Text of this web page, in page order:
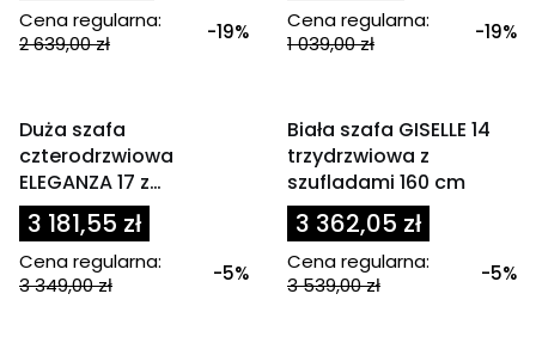
Cena regularna:
2 639,00 zł
-19%
Cena regularna:
1 039,00 zł
-19%
Duża szafa
czterodrzwiowa
ELEGANZA 17 z
szufladami dąb lefkas /
czarny połysk 200 cm
3 181,55 zł
Cena regularna:
3 349,00 zł
-5%
Biała szafa GISELLE 14
trzydrzwiowa z
szufladami 160 cm
3 362,05 zł
Cena regularna:
3 539,00 zł
-5%